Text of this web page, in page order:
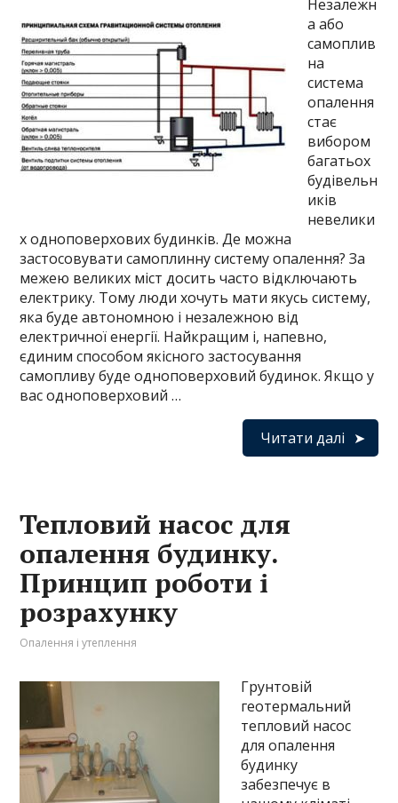
Незалежн
а або
самоплив
на
система
опалення
стає
вибором
багатьох
будівельн
иків
невелики
х одноповерхових будинків. Де можна
застосовувати самоплинну систему опалення? За
межею великих міст досить часто відключають
електрику. Тому люди хочуть мати якусь систему,
яка буде автономною і незалежною від
електричної енергії. Найкращим і, напевно,
єдиним способом якісного застосування
самопливу буде одноповерховий будинок. Якщо у
вас одноповерховий …
Читати далі
Тепловий насос для
опалення будинку.
Принцип роботи і
розрахунку
Опалення і утеплення
Грунтовій
геотермальний
тепловий насос
для опалення
будинку
забезпечує в